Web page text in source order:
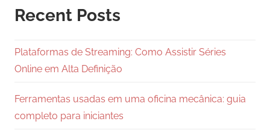
Recent Posts
Plataformas de Streaming: Como Assistir Séries
Online em Alta Definição
Ferramentas usadas em uma oficina mecânica: guia
completo para iniciantes